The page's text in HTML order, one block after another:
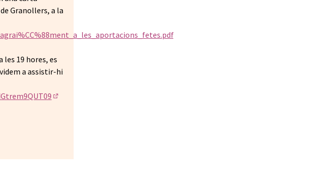
Granollers, a la
19 hores, es
a assistir-hi